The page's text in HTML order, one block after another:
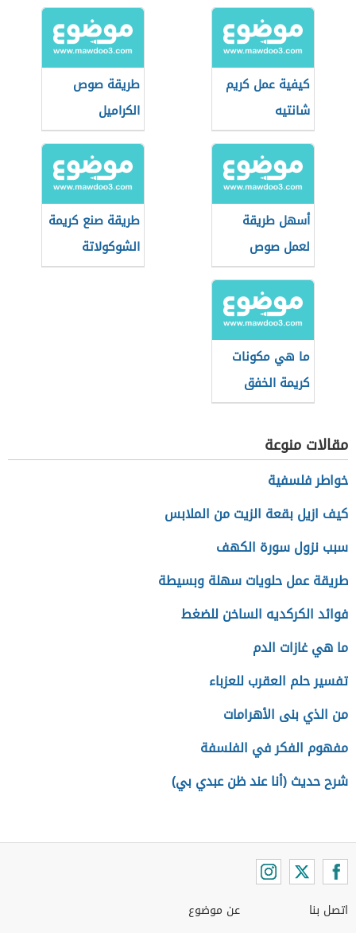
كيفية عمل كريم
شانتيه
طريقة صوص
الكراميل
أسهل طريقة
لعمل صوص
التوفي
طريقة صنع كريمة
الشوكولاتة
ما هي مكونات
كريمة الخفق
مقالات منوعة
خواطر فلسفية
كيف ازيل بقعة الزيت من الملابس
سبب نزول سورة الكهف
طريقة عمل حلويات سهلة وبسيطة
فوائد الكركديه الساخن للضغط
ما هي غازات الدم
تفسير حلم العقرب للعزباء
من الذي بنى الأهرامات
مفهوم الفكر في الفلسفة
شرح حديث (أنا عند ظن عبدي بي)
اتصل بنا
عن موضوع